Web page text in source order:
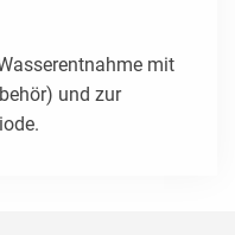
mit
und zur